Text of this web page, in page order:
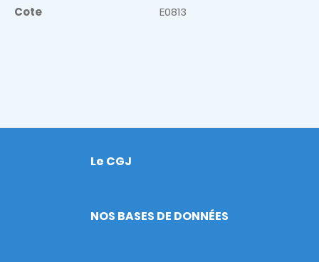
Cote E0813
Footer
Le CGJ
NOS BASES DE DONNÉES